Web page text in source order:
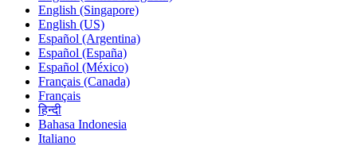
English (Singapore)
English (US)
Español (Argentina)
Español (España)
Español (México)
Français (Canada)
Français
हिन्दी
Bahasa Indonesia
Italiano